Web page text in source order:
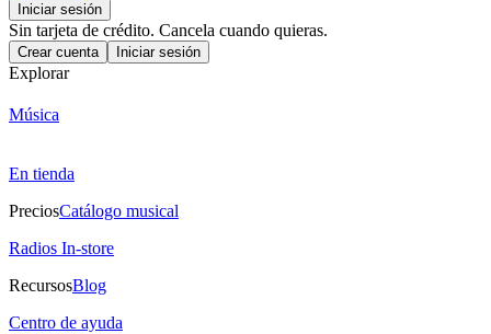
Iniciar sesión
Sin tarjeta de crédito. Cancela cuando quieras.
Crear cuenta Iniciar sesión
Explorar
Música
En tienda
PreciosCatálogo musical
Radios In-store
RecursosBlog
Centro de ayuda